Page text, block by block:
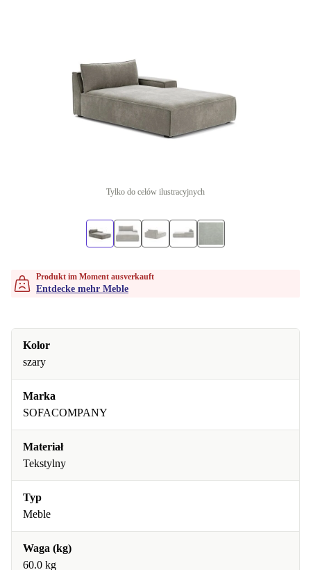
Tylko do celów ilustracyjnych
Produkt im Moment ausverkauft
Entdecke mehr Meble
Kolor
szary
Marka
SOFACOMPANY
Materiał
Tekstylny
Typ
Meble
Waga (kg)
60.0 kg